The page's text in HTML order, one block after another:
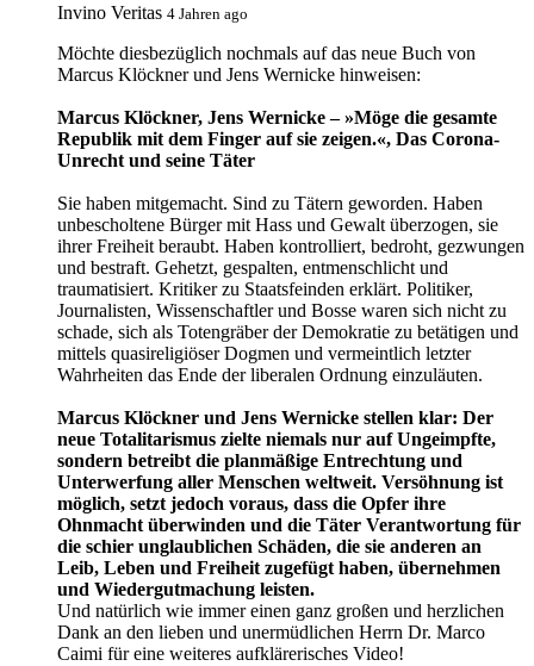
Invino Veritas 4 Jahren ago
Möchte diesbezüglich nochmals auf das neue Buch von
Marcus Klöckner und Jens Wernicke hinweisen:
Marcus Klöckner, Jens Wernicke – »Möge die gesamte
Republik mit dem Finger auf sie zeigen.«, Das Corona-
Unrecht und seine Täter
Sie haben mitgemacht. Sind zu Tätern geworden. Haben
unbescholtene Bürger mit Hass und Gewalt überzogen, sie
ihrer Freiheit beraubt. Haben kontrolliert, bedroht, gezwungen
und bestraft. Gehetzt, gespalten, entmenschlicht und
traumatisiert. Kritiker zu Staatsfeinden erklärt. Politiker,
Journalisten, Wissenschaftler und Bosse waren sich nicht zu
schade, sich als Totengräber der Demokratie zu betätigen und
mittels quasireligiöser Dogmen und vermeintlich letzter
Wahrheiten das Ende der liberalen Ordnung einzuläuten.
Marcus Klöckner und Jens Wernicke stellen klar: Der
neue Totalitarismus zielte niemals nur auf Ungeimpfte,
sondern betreibt die planmäßige Entrechtung und
Unterwerfung aller Menschen weltweit. Versöhnung ist
möglich, setzt jedoch voraus, dass die Opfer ihre
Ohnmacht überwinden und die Täter Verantwortung für
die schier unglaublichen Schäden, die sie anderen an
Leib, Leben und Freiheit zugefügt haben, übernehmen
und Wiedergutmachung leisten.
Und natürlich wie immer einen ganz großen und herzlichen
Dank an den lieben und unermüdlichen Herrn Dr. Marco
Caimi für eine weiteres aufklärerisches Video!